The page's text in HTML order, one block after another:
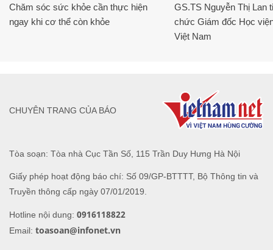
Chăm sóc sức khỏe cần thực hiện
ngay khi cơ thể còn khỏe
GS.TS Nguyễn Thị Lan
chức Giám đốc Học
Việt Nam
Tòa soạn: Tòa nhà Cục Tần Số, 115 Trần Duy Hưng Hà Nội
Giấy phép hoạt động báo chí: Số 09/GP-BTTTT, Bộ Thông tin và
Truyền thông cấp ngày 07/01/2019.
Hotline nội dung: 0916118822
Email: toasoan@infonet.vn
CHUYÊN TRANG CỦA BÁO